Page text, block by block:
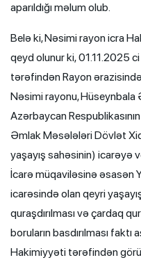
aparıldığı məlum olub.
Belə ki, Nəsimi rayon icra
qeyd olunur ki, 01.11.2025
tərəfindən Rayon
Nəsimi rayonu,
Azərbaycan
Əmlak Məsələləri Dövlət
yaşayış sahəsinin) icarəyə
İcarə müqaviləsinə əsasən
icarəsində olan qeyri
quraşdırılması və çardaq
boruların basdırılması
Hakimiyyəti tərəfindən